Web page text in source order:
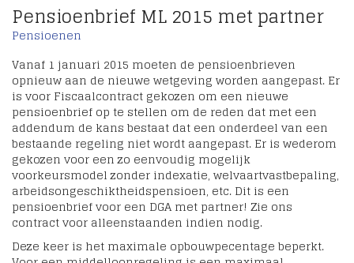
Pensioenbrief ML 2015 met partner
Pensioenen
Vanaf 1 januari 2015 moeten de pensioenbrieven
opnieuw aan de nieuwe wetgeving worden aangepast. Er
is voor Fiscaalcontract gekozen om een nieuwe
pensioenbrief op te stellen om de reden dat met een
addendum de kans bestaat dat een onderdeel van een
bestaande regeling niet wordt aangepast. Er is wederom
gekozen voor een zo eenvoudig mogelijk
voorkeursmodel zonder indexatie, welvaartvastbepaling,
arbeidsongeschiktheidspensioen, etc. Dit is een
pensioenbrief voor een DGA met partner! Zie ons
contract voor alleenstaanden indien nodig.
Deze keer is het maximale opbouwpecentage beperkt.